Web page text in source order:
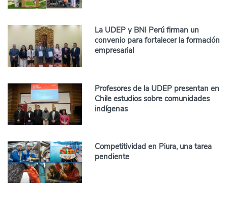
La UDEP y BNI Perú firman un
convenio para fortalecer la formación
empresarial
Profesores de la UDEP presentan en
Chile estudios sobre comunidades
indígenas
Competitividad en Piura, una tarea
pendiente